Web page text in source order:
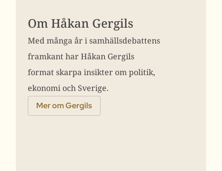
Om Håkan Gergils
Med många år i samhällsdebattens
framkant har Håkan Gergils
format skarpa insikter om politik,
ekonomi och Sverige.
Mer om Gergils